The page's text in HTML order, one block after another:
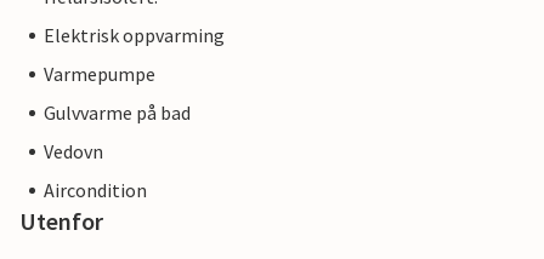
Elektrisk oppvarming
Varmepumpe
Gulvvarme på bad
Vedovn
Aircondition
Utenfor